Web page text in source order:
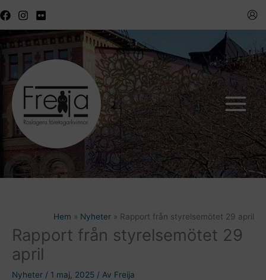
till
Hem Nyheter Rapport från styrelsemötet 29 april
Rapport från styrelsemötet 29
april
Nyheter / 1 maj, 2025 / Av Freija